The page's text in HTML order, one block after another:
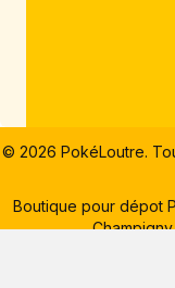
© 2026 PokéLoutre.
Boutique pour dépot